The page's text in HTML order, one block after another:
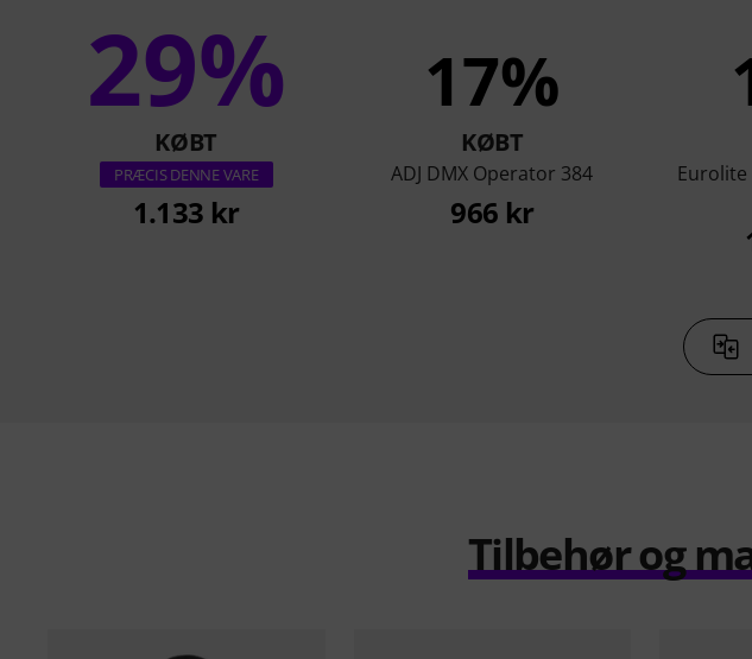
29%
KØBT
PRÆCIS DENNE VARE
1.133 kr
17%
KØBT
ADJ DMX Operator 384
966 kr
Eurolite
Tilbehør og